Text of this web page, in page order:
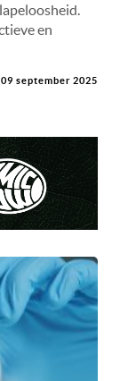
en
09 september 2025